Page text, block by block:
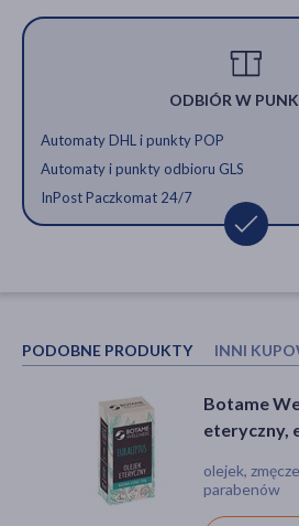
ODBIÓR W
Automaty DHL i punkty POP
Automaty i punkty odbioru GLS
InPost Paczkomat 24/7
PODOBNE PRODUKTY INNI
Botame
eteryczny,
olejek,
parabenów
Vera Nord,
olejek
olejek, stres,
reumatyzm,